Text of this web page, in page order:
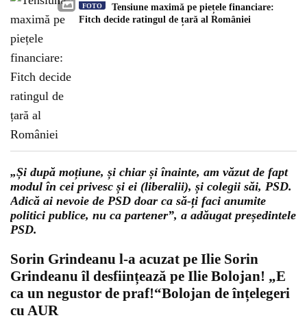
FOTO
Tensiune maximă pe piețele financiare:
Fitch decide ratingul de țară al României
„Și după moțiune, și chiar și înainte, am văzut de fapt
modul în cei privesc și ei (liberalii), și colegii săi, PSD.
Adică ai nevoie de PSD doar ca să-ți faci anumite
politici publice, nu ca partener”, a adăugat președintele
PSD.
Sorin Grindeanu l-a acuzat pe Ilie Sorin
Grindeanu îl desființează pe Ilie Bolojan! „E
ca un negustor de praf!“Bolojan de înțelegeri
cu AUR